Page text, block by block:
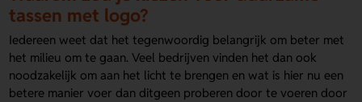
tassen met logo?
Iedereen weet dat het tegenwoordig belangrijk om beter met
het milieu om te gaan. Veel bedrijven vinden het dan ook
noodzakelijk om aan het licht te brengen en wat is hier nu een
betere manier voer dan ditgeen proberen door te voeren door